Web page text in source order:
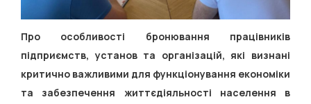
Про особливості бронювання працівників
підприємств, установ та організацій, які визнані
критично важливими для функціонування економіки
та забезпечення життєдіяльності населення в